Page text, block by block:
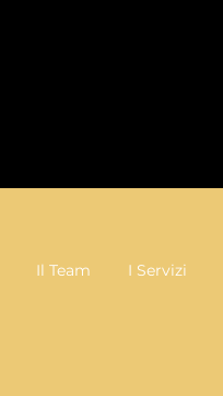
Il Team I Servizi